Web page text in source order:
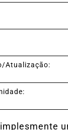
Atualização: